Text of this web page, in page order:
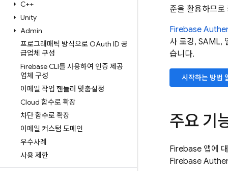
C++
Unity
Admin
프로그래매틱 방식으로 OAuth ID 공
급업체 구성
Firebase CLI를 사용하여 인증 제공
업체 구성
이메일 작업 핸들러 맞춤설정
Cloud 함수로 확장
차단 함수로 확장
이메일 커스텀 도메인
우수사례
사용 제한
준을 활용하므
Firebase
사 로깅, SAML,
습니다.
시작하는 방법
주요 기
Firebase 앱에
Firebase